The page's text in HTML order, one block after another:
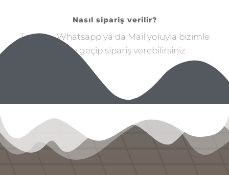
Nasıl sipariş verilir?
Telefon , Whatsapp ya da Mail yoluyla bizimle
iletişime geçip sipariş verebilirsiniz.